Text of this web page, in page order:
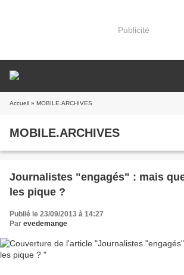
Publicité
Accueil » MOBILE.ARCHIVES
MOBILE.ARCHIVES
Journalistes "engagés" : mais
les pique ?
Publié le 23/09/2013 à 14:27
Par evedemange